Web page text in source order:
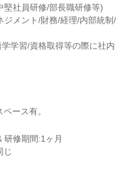
堅社員研修/部長職研修等)
メント/財務/経理/内部統制/
学習/資格取得等の際に社内
ース有。
研修期間:1ヶ月
じ